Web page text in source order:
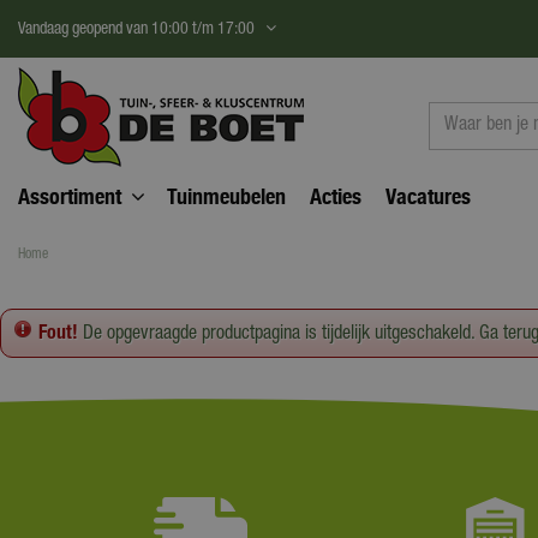
content
Home
Vandaag geopend van 10:00 t/m 17:00
Assortiment Tuinmeubelen Acties Vacatures
Fout! De opgevraagde productpagina is tijdelijk uitgeschakeld. Ga